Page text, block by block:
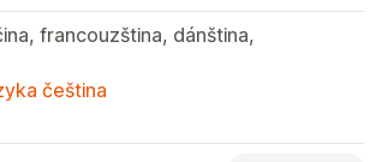
francouzština, dánština,
čeština